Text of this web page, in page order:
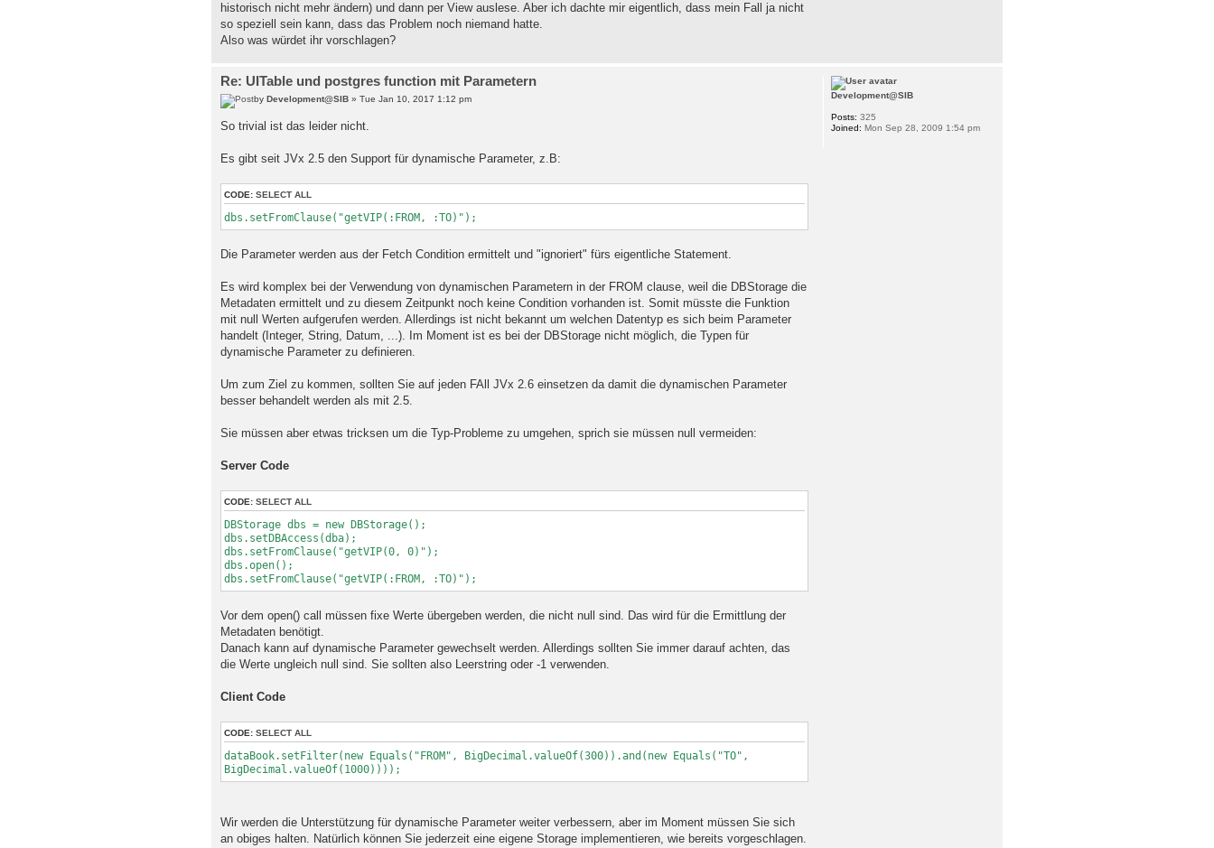
historisch nicht mehr ändern) und dann per View auslese. Aber ich dachte mir eigentlich, dass mein Fall ja nicht
so speziell sein kann, dass das Problem noch niemand hatte.
Also was würdet ihr vorschlagen?
Re: UITable und postgres function mit Parametern
by Development@SIB » Tue Jan 10, 2017 1:12 pm
So trivial ist das leider nicht.
Es gibt seit JVx 2.5 den Support für dynamische Parameter, z.B:
CODE: SELECT ALL
dbs.setFromClause("getVIP(:FROM, :TO)");
Die Parameter werden aus der Fetch Condition ermittelt und "ignoriert" fürs eigentliche Statement.
Es wird komplex bei der Verwendung von dynamischen Parametern in der FROM clause, weil die DBStorage die
Metadaten ermittelt und zu diesem Zeitpunkt noch keine Condition vorhanden ist. Somit müsste die Funktion
mit null Werten aufgerufen werden. Allerdings ist nicht bekannt um welchen Datentyp es sich beim Parameter
handelt (Integer, String, Datum, ...). Im Moment ist es bei der DBStorage nicht möglich, die Typen für
dynamische Parameter zu definieren.
Um zum Ziel zu kommen, sollten Sie auf jeden FAll JVx 2.6 einsetzen da damit die dynamischen Parameter
besser behandelt werden als mit 2.5.
Sie müssen aber etwas tricksen um die Typ-Probleme zu umgehen, sprich sie müssen null vermeiden:
Server Code
CODE: SELECT ALL
DBStorage dbs = new DBStorage();
dbs.setDBAccess(dba);
dbs.setFromClause("getVIP(0, 0)");
dbs.open();
dbs.setFromClause("getVIP(:FROM, :TO)");
Vor dem open() call müssen fixe Werte übergeben werden, die nicht null sind. Das wird für die Ermittlung der
Metadaten benötigt.
Danach kann auf dynamische Parameter gewechselt werden. Allerdings sollten Sie immer darauf achten, das
die Werte ungleich null sind. Sie sollten also Leerstring oder -1 verwenden.
Client Code
CODE: SELECT ALL
dataBook.setFilter(new Equals("FROM", BigDecimal.valueOf(300)).and(new Equals("TO",
BigDecimal.valueOf(1000))));
Wir werden die Unterstützung für dynamische Parameter weiter verbessern, aber im Moment müssen Sie sich
an obiges halten. Natürlich können Sie jederzeit eine eigene Storage implementieren, wie bereits vorgeschlagen.
Development@SIB
Posts: 325
Joined: Mon Sep 28, 2009 1:54 pm